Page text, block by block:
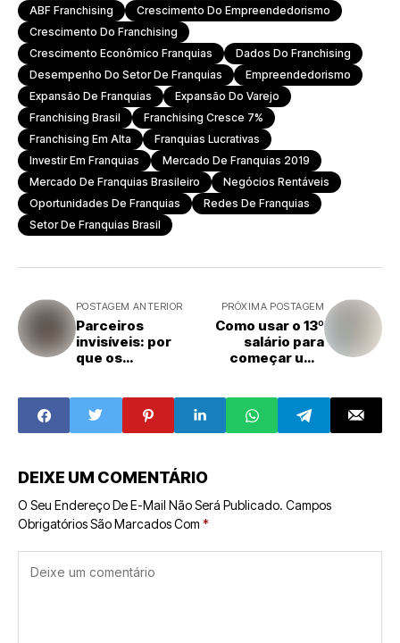
ABF Franchising
Crescimento Do Empreendedorismo
Crescimento Do Franchising
Crescimento Econômico Franquias
Dados Do Franchising
Desempenho Do Setor De Franquias
Empreendedorismo
Expansão De Franquias
Expansão Do Varejo
Franchising Brasil
Franchising Cresce 7%
Franchising Em Alta
Franquias Lucrativas
Investir Em Franquias
Mercado De Franquias 2019
Mercado De Franquias Brasileiro
Negócios Rentáveis
Oportunidades De Franquias
Redes De Franquias
Setor De Franquias Brasil
POSTAGEM ANTERIOR
Parceiros
invisíveis: por
que os
fundamentais no
crescimento das
franquias
PRÓXIMA POSTAGEM
Como usar o 13º
salário para
começar uma
DEIXE UM COMENTÁRIO
O Seu Endereço De E-Mail Não Será Publicado. Campos
Obrigatórios São Marcados Com *